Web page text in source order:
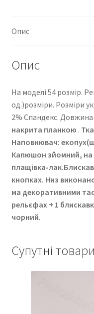
Опис
Опис
На моделі 54 розмір.
од.)розміри. Розміри
2% Спандекс. Довжина
накрита планкою .
Наповнювач:
Капюшон зйомний, на
плащівка-
кнопках. Низ
ма декоративними
рельєфах + 1
чорний.
Супутні товари